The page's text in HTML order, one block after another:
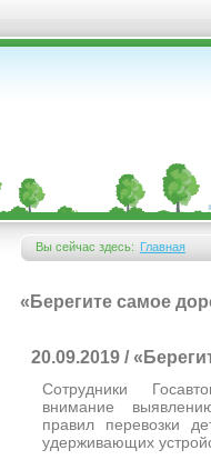
Вы сейчас здесь:
Вы здесь
Главная
«Берегите самое
20.09.2019 /
Сотрудники
внимание
правил перевозки
удерживающих